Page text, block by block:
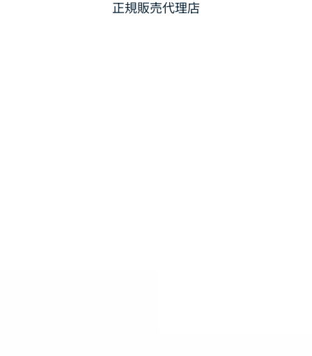
正規販売代理店